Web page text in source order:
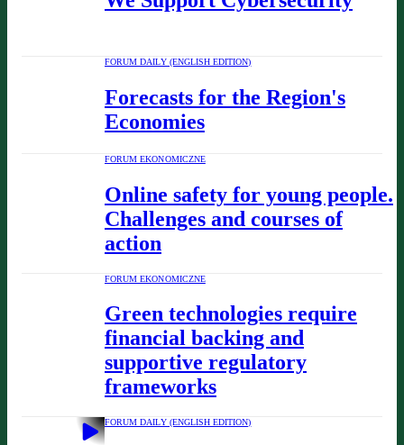
FORUM DAILY (ENGLISH EDITION)
Forecasts for the Region's
Economies
FORUM EKONOMICZNE
Online safety for young people.
Challenges and courses of
action
FORUM EKONOMICZNE
Green technologies require
financial backing and
supportive regulatory
frameworks
FORUM DAILY (ENGLISH EDITION)